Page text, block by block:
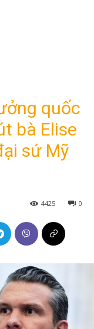
quốc
bà Elise
sứ Mỹ
0
4425